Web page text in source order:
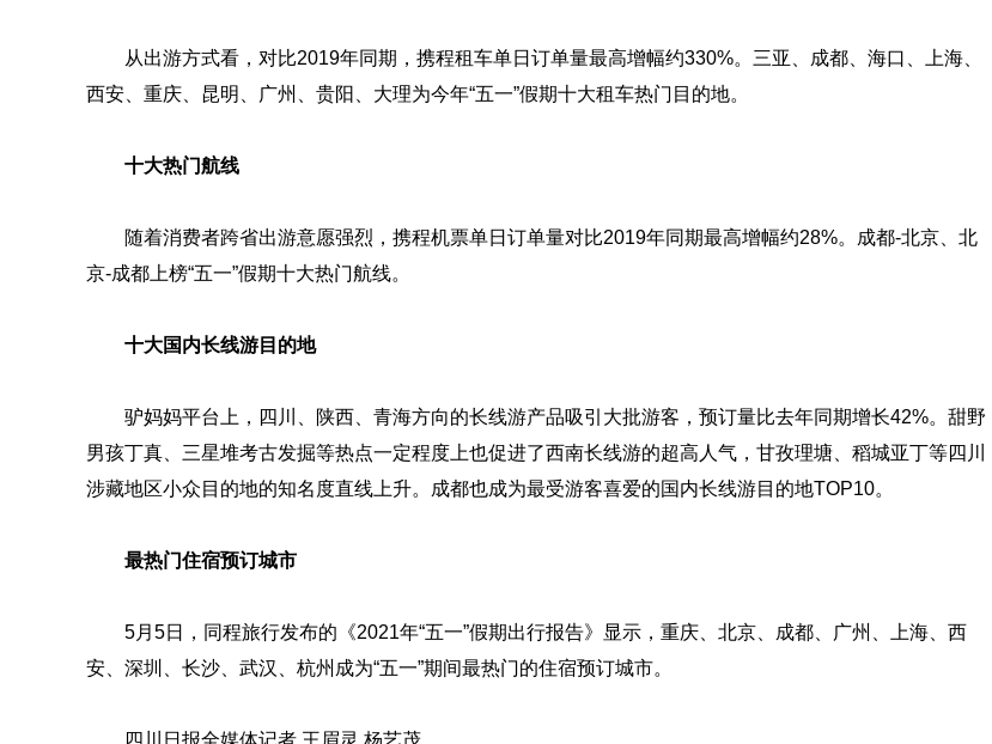
从出游方式看，对比2019年同期，携程租车单日订单量最高增幅约330%。三亚、成都、海口、上海、
西安、重庆、昆明、广州、贵阳、大理为今年“五一”假期十大租车热门目的地。
十大热门航线
随着消费者跨省出游意愿强烈，携程机票单日订单量对比2019年同期最高增幅约28%。成都-北京、北
京-成都上榜“五一”假期十大热门航线。
十大国内长线游目的地
驴妈妈平台上，四川、陕西、青海方向的长线游产品吸引大批游客，预订量比去年同期增长42%。甜野
男孩丁真、三星堆考古发掘等热点一定程度上也促进了西南长线游的超高人气，甘孜理塘、稻城亚丁等四川
涉藏地区小众目的地的知名度直线上升。成都也成为最受游客喜爱的国内长线游目的地TOP10。
最热门住宿预订城市
5月5日，同程旅行发布的《2021年“五一”假期出行报告》显示，重庆、北京、成都、广州、上海、西
安、深圳、长沙、武汉、杭州成为“五一”期间最热门的住宿预订城市。
四川日报全媒体记者 王眉灵 杨艺茂